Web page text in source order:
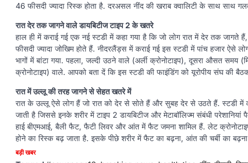
46 फीसदी ज्यादा रिस्क होता है. दरअसल नींद की खराब क्वालिटी के साथ साथ
रात देर तक जागने वाले डायबिटीज टाइप 2 के खतरे
हाल ही में कराई गई एक नई स्टडी में कहा गया है कि जो लोग रात में देर तक जागते
फीसदी ज्यादा जोखिम होते हैं. नीदरलैंड्स में कराई गई इस स्टडी में पांच हजार ऐसे
भागों में बांटा गया. पहला, जल्दी उठने वाले (अर्ली क्रोनोटाइप), दूसरा औसत
क्रोनोटाइप) वाले. आपको बता दें कि इस स्टडी की फाइंडिंग को यूरोपीय संघ की बैठक
रात में उल्लू की तरह जागने से सेहत खतरे में
रात के उल्लू ऐसे लोग हैं जो रात को देर से सोते हैं और सुबह देर से उठते हैं. स्टडी में
जाती है जिससे इनके शरीर में टाइप 2 डायबिटीज और मेटाबॉलिज्म संबंधी परेशानियां
हाई बीएमआई, बैली फैट, फैटी लिवर और आंत में फैट जमना शामिल हैं. लेट क्रोनोटाइप
होने का रिस्क बढ़ जाता है. इसके पीछे शरीर में फैट का बढ़ना, आंत की चर्बी का
बड़ी खबर